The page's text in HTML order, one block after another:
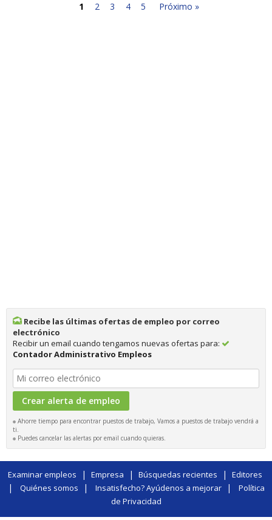
1 2 3 4 5 Próximo »
Recibe las últimas ofertas de empleo por correo
electrónico
Recibir un email cuando tengamos nuevas ofertas para:
Contador Administrativo Empleos
Ahorre tiempo para encontrar puestos de trabajo, Vamos a puestos de trabajo vendrá a
ti.
Puedes cancelar las alertas por email cuando quieras.
Examinar empleos | Empresa | Búsquedas recientes | Editores
| Quiénes somos | Insatisfecho? Ayúdenos a mejorar|
Política
de Privacidad